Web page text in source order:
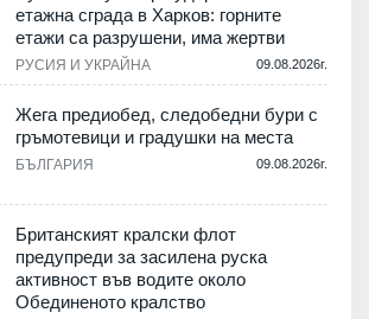
етажна сграда в Харков: горните
етажи са разрушени, има жертви
РУСИЯ И УКРАЙНА 09.08.2026г.
Жега предиобед, следобедни бури с
гръмотевици и градушки на места
БЪЛГАРИЯ 09.08.2026г.
Британският кралски флот
предупреди за засилена руска
активност във водите около
Обединеното кралство